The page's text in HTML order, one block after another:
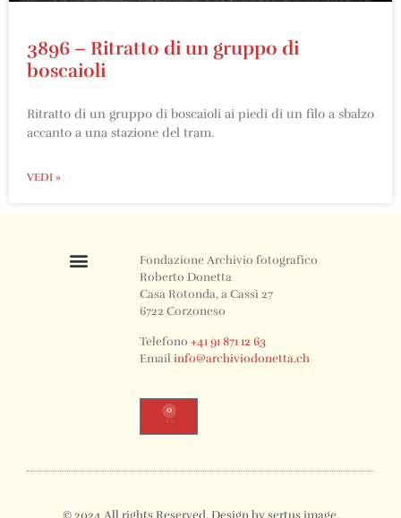
3896 – Ritratto di un gruppo di
boscaioli
Ritratto di un gruppo di boscaioli ai piedi di un filo a sbalzo
accanto a una stazione del tram.
VEDI »
Fondazione Archivio fotografico
Roberto Donetta
Casa Rotonda, a Cassì 27
6722 Corzoneso
Telefono+41 91 871 12 63
Emailinfo@archiviodonetta.ch
0